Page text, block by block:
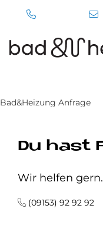
Bad&Heizung Anfrage
Du hast
Wir helfen
(09153) 92 92 92